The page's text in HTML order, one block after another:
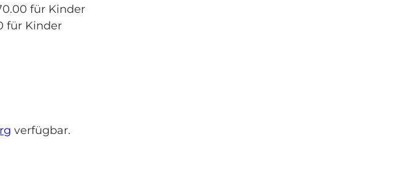
für Kinder
für Kinder
verfügbar.